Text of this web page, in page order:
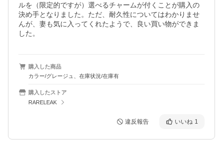
ルを（限定的ですが）選べるチャームが付くことが購入の
決め手となりました。ただ、耐久性についてはわかりませ
んが、妻も気に入ってくれたようで、良い買い物ができま
した。
購入した商品
カラー/グレージュ、在庫状況/在庫有
購入したストア
RARELEAK
違反報告 いいね 1